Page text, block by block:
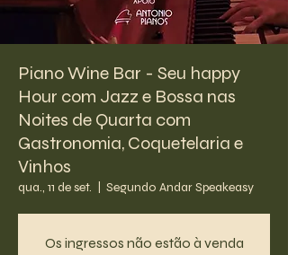
Piano Wine Bar - Seu happy
Hour com Jazz e Bossa nas
Noites de Quarta com
Gastronomia, Coquetelaria e
Vinhos
qua., 11 de set. Segundo Andar Speakeasy
Os ingressos não estão à venda